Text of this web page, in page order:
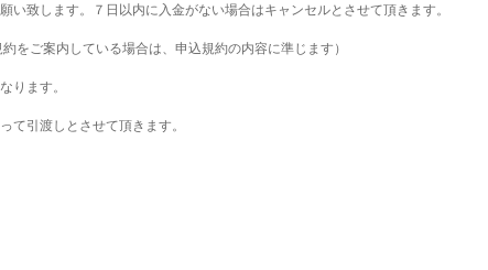
い致します。７日以内に入金がない場合はキャンセルとさせて頂きます。
ている場合は、申込規約の内容に準じます）
ります。
て引渡しとさせて頂きます。